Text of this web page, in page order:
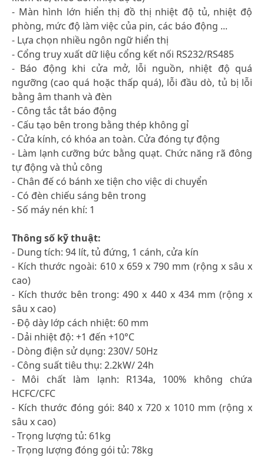
- Màn hình lớn hiển thị đồ thị nhiệt độ tủ, nhiệt độ
phòng, mức độ làm việc của pin, các báo động ...
- Lựa chọn nhiều ngôn ngữ hiển thị
- Cổng truy xuất dữ liệu cổng kết nối RS232/RS485
- Báo động khi cửa mở, lỗi nguồn, nhiệt độ quá
ngưỡng (cao quá hoặc thấp quá), lỗi đầu dò, tủ bị lỗi
bằng âm thanh và đèn
- Công tắc tắt báo động
- Cấu tạo bên trong bằng thép không gỉ
- Cửa kính, có khóa an toàn. Cửa đóng tự động
- Làm lạnh cưỡng bức bằng quạt. Chức năng rã đông
tự động và thủ công
- Chân đế có bánh xe tiện cho việc di chuyển
- Có đèn chiếu sáng bên trong
- Số máy nén khí: 1
Thông số kỹ thuật:
- Dung tích: 94 lít, tủ đứng, 1 cánh, cửa kín
- Kích thước ngoài: 610 x 659 x 790 mm (rộng x sâu x
cao)
- Kích thước bên trong: 490 x 440 x 434 mm (rộng x
sâu x cao)
- Độ dày lớp cách nhiệt: 60 mm
- Dải nhiệt độ: +1 đến +10°C
- Dòng điện sử dụng: 230V/ 50Hz
- Công suất tiêu thụ: 2.2kW/ 24h
- Môi chất làm lạnh: R134a, 100% không chứa
HCFC/CFC
- Kích thước đóng gói: 840 x 720 x 1010 mm (rộng x
sâu x cao)
- Trọng lượng tủ: 61kg
- Trọng lượng đóng gói tủ: 78kg